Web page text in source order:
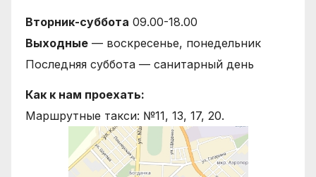
Вторник-суббота 09.00-18.00
Выходные — воскресенье, понедельник
Последняя суббота — санитарный день
Как к нам проехать:
Маршрутные такси: №11, 13, 17, 20.